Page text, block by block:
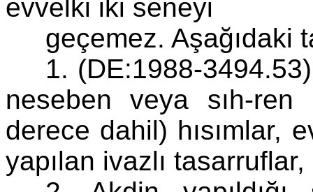
evvelki iki seneyi
geçemez. Aşağıdaki
1. (DE:1988-
neseben veya sıh-
derece dahil) hısımlar,
yapılan ivazlı tasarruflar,